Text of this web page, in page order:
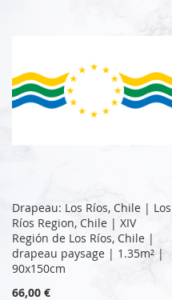
Drapeau: Los Ríos, Chile | Los
Ríos Region, Chile | XIV
Región de Los Ríos, Chile |
drapeau paysage | 1.35m² |
90x150cm
66,00 €